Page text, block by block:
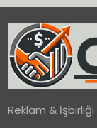
Reklam &